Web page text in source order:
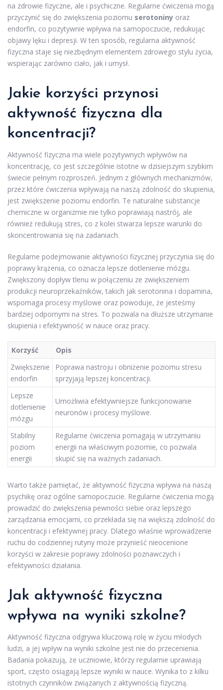
na zdrowie fizyczne, ale i psychiczne. Regularne ćwiczenia mogą
przyczynić się do zwiększenia poziomu serotoniny oraz
endorfin, co pozytywnie wpływa na samopoczucie, redukując
objawy lęku i depresji. W ten sposób, regularna aktywność
fizyczna staje się niezbędnym elementem zdrowego stylu życia,
wspierając zarówno ciało, jak i umysł.
Jakie korzyści przynosi
aktywność fizyczna dla
koncentracji?
Aktywność fizyczna ma wiele pozytywnych wpływów na
koncentrację, co jest szczególnie istotne w dzisiejszym szybkim
świecie pełnym rozproszeń. Jednym z głównych mechanizmów,
przez które ćwiczenia wpływają na naszą zdolność do skupienia,
jest zwiększenie poziomu endorfin. Te naturalne substancje
chemiczne w organizmie nie tylko poprawiają nastrój, ale
również redukują stres, co z kolei stwarza lepsze warunki do
skoncentrowania się na zadaniach.
Regularne podejmowanie aktywności fizycznej przyczynia się do
poprawy krążenia, co oznacza lepsze dotlenienie mózgu.
Zwiększony dopływ tlenu w połączeniu ze zwiększeniem
produkcji neuroprzekaźników, takich jak serotonina i dopamina,
wspomaga procesy myślowe oraz powoduje, że jesteśmy
bardziej odpornymi na stres. To pozwala na dłuższe utrzymanie
skupienia i efektywność w nauce oraz pracy.
Korzyść
Opis
Zwiększenie
endorfin
Poprawa nastroju i obniżenie poziomu stresu
sprzyjają lepszej koncentracji.
Lepsze
dotlenienie
mózgu
Umożliwia efektywniejsze funkcjonowanie
neuronów i procesy myślowe.
Stabilny
poziom
energii
Regularne ćwiczenia pomagają w utrzymaniu
energii na właściwym poziomie, co pozwala
skupić się na ważnych zadaniach.
Warto także pamiętać, że aktywność fizyczna wpływa na naszą
psychikę oraz ogólne samopoczucie. Regularne ćwiczenia mogą
prowadzić do zwiększenia pewności siebie oraz lepszego
zarządzania emocjami, co przekłada się na większą zdolność do
koncentracji i efektywnej pracy. Dlatego właśnie wprowadzenie
ruchu do codziennej rutyny może przynieść nieocenione
korzyści w zakresie poprawy zdolności poznawczych i
efektywności działania.
Jak aktywność fizyczna
wpływa na wyniki szkolne?
Aktywność fizyczna odgrywa kluczową rolę w życiu młodych
ludzi, a jej wpływ na wyniki szkolne jest nie do przecenienia.
Badania pokazują, że uczniowie, którzy regularnie uprawiają
sport, często osiągają lepsze wyniki w nauce. Wynika to z kilku
istotnych czynników związanych z aktywnością fizyczną.